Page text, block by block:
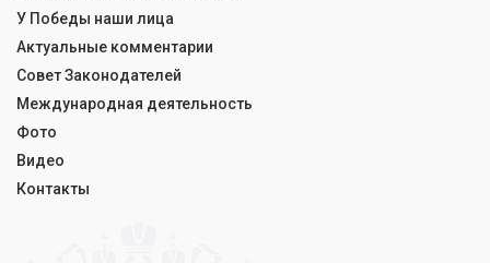
У Победы наши лица
Актуальные комментарии
Совет Законодателей
Международная деятельность
Фото
Видео
Контакты